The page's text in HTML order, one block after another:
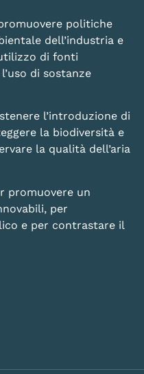
politiche
dell’industria e
di fonti
di sostanze
l’introduzione di
la biodiversità e
la qualità dell’aria
promuovere un
per
e per contrastare il